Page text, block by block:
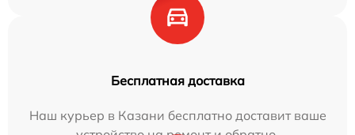
Бесплатная доставка
Наш курьер в Казани бесплатно доставит ваше